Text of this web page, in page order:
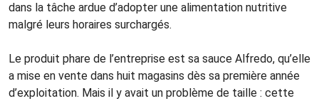
dans la tâche ardue d’adopter une alimentation nutritive
malgré leurs horaires surchargés.
Le produit phare de l’entreprise est sa sauce Alfredo, qu’elle
a mise en vente dans huit magasins dès sa première année
d’exploitation. Mais il y avait un problème de taille : cette